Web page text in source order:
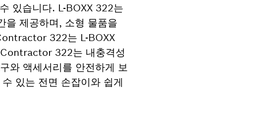
있습니다. L-BOXX 322는
을 제공하며, 소형 물품을
322는 L-BOXX
322는 내충격성
와 액세서리를 안전하게 보
있는 전면 손잡이와 쉽게